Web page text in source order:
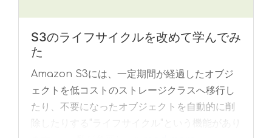
S3のライフサイクルを改めて学んでみ
た
Amazon S3には、一定期間が経過したオブジ
ェクトを低コストのストレージクラスへ移行し
たり、不要になったオブジェクトを自動的に削
除したりする"ライフサイクル"という機能があり